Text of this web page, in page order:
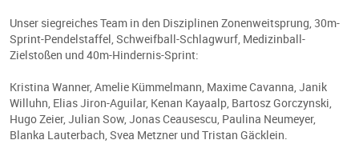
Unser siegreiches Team in den Disziplinen Zonenweitsprung, 30m-
Sprint-Pendelstaffel, Schweifball-Schlagwurf, Medizinball-
Zielstoßen und 40m-Hindernis-Sprint:
Kristina Wanner, Amelie Kümmelmann, Maxime Cavanna, Janik
Willuhn, Elias Jiron-Aguilar, Kenan Kayaalp, Bartosz Gorczynski,
Hugo Zeier, Julian Sow, Jonas Ceausescu, Paulina Neumeyer,
Blanka Lauterbach, Svea Metzner und Tristan Gäcklein.